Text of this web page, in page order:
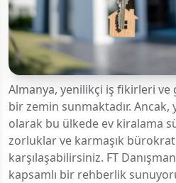
Almanya, yenilikçi iş fikirleri
bir zemin sunmaktadır. Ancak,
olarak bu ülkede ev kiralama
zorluklar ve karmaşık
karşılaşabilirsiniz. FT
kapsamlı bir rehberlik